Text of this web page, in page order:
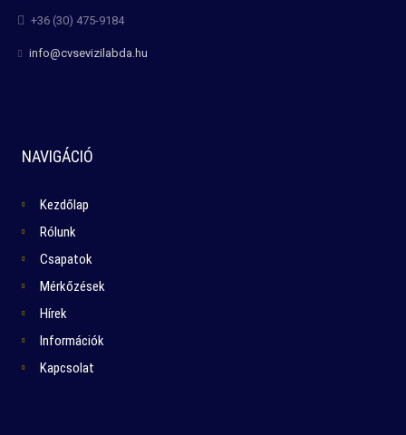
+36 (30) 475-9184
info@cvsevizilabda.hu
NAVIGÁCIÓ
Kezdőlap
Rólunk
Csapatok
Mérkőzések
Hírek
Információk
Kapcsolat